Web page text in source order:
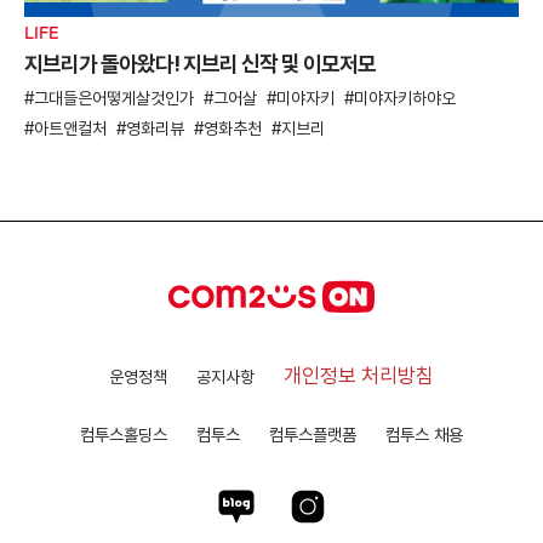
LIFE
지브리가 돌아왔다! 지브리 신작 및 이모저모
그대들은어떻게살것인가 그어살 미야자키
미야자키하야오
아트앤컬처
영화리뷰 영화추천 지브리
운영정책 공지사항 개인정보 처리방침
컴투스홀딩스 컴투스 컴투스플랫폼 컴투스 채용